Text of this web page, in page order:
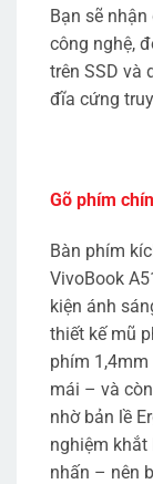
Bạn sẽ
công nghệ,
trên SSD và
đĩa cứng
Gõ phím
Bàn phím
VivoBook
kiện ánh
thiết kế mũ
phím
mái – và
nhờ bản lề
nghiệm khắt
nhấn – nên